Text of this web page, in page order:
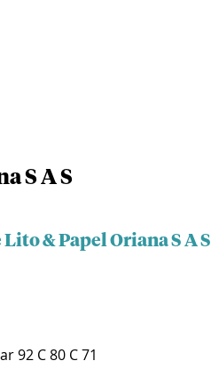
S A S
& Papel Oriana S A S
92 C 80 C 71